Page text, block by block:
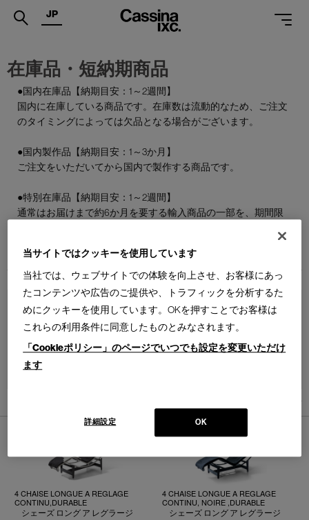
.
SERVICES
MAGAZINE
SUPPORT
SHOPS
CATALOGUES
PROFESSIONAL
ONLINE STORE お問合せ
JP
在庫品・短納期商品
●国内在庫品【納期目安：1～2週間】
国内に在庫している商品です。在庫数は流動的なため、ご注文
のタイミングによっては欠品となる場合がございます。
●国内製作品【納期目安：1～3か月】
ご注文をいただいてから国内で製作する商品です。
●特別在庫品【納期目安：1～2週間】
通常はお届けまで約6か月を要する輸入商品の一部を、期間限
並べ替え：
件あります
4 CHAISE LONGUE A REGLAGE
CONTINU,DURABLE
シェーズ ロング ア レグラージ
4 CHAISE LONGUE A REGLAGE
CONTINU, NOIRE ,DURABLE
シェーズ ロング ア レグラージ
当サイトではクッキーを使用しています
当社では、ウェブサイトでの体験を向上させ、お客様にあっ
たコンテンツや広告のご提供や、トラフィックを分析するた
めにクッキーを使用しています。OKを押すことでお客様は
これらの利用条件に同意したものとみなされます。
「Cookieポリシー」のページでいつでも設定を変更いただけ
ます
OK
詳細設定